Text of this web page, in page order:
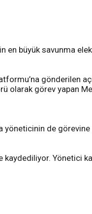
en büyük savunma
gönderilen
olarak görev yapan
yöneticinin de
Yönetici